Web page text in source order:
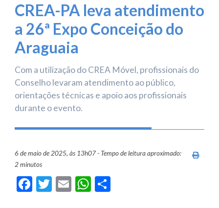
CREA-PA leva atendimento
a 26ª Expo Conceição do
Araguaia
Com a utilização do CREA Móvel, profissionais do
Conselho levaram atendimento ao público,
orientações técnicas e apoio aos profissionais
durante o evento.
6 de maio de 2025, às 13h07 - Tempo de leitura aproximado:
2 minutos
Facebook
Twitter
EmailWhatsApp